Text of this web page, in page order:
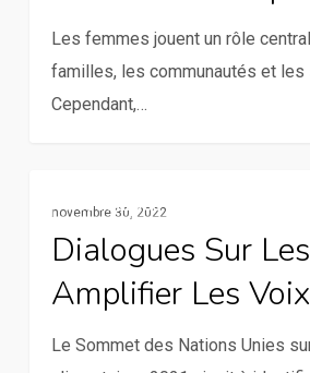
votre
émission
radiophonique
Les femmes jouent un rôle
familles, les communautés et les
Cependant,…
ondes
Amplifier
Ressources
novembre 30, 2022
Dialogues Sur
Amplifier Les
Le Sommet des Nations Unies